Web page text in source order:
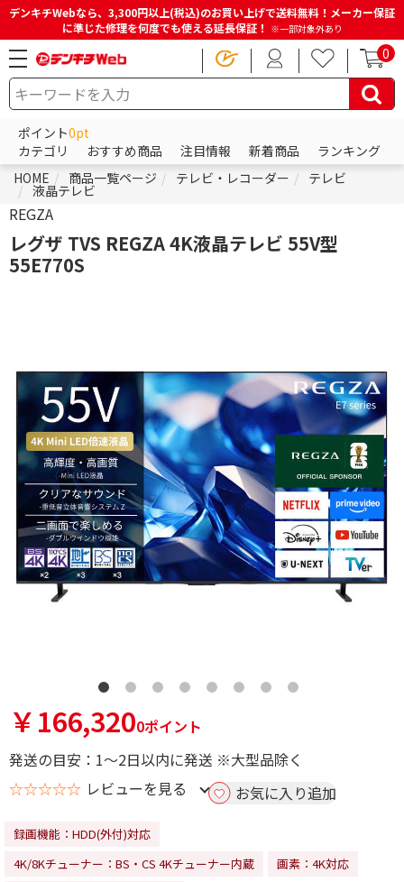
デンキチWebなら、3,300円以上(税込)のお買い上げで送料無料！メーカー保証
に準じた修理を何度でも使える延長保証！ ※一部対象外あり
0
ポイント0pt
カテゴリ
おすすめ商品 注目情報 新着商品
ランキング
HOME
商品一覧ページ テレビ・レコーダー テレビ
液晶テレビ
REGZA
レグザ TVS REGZA 4K液晶テレビ 55V型
55E770S
￥166,3200ポイント
発送の目安：1～2日以内に発送 ※大型品除く
☆☆☆☆☆ レビューを見る お気に入り追加
録画機能：HDD(外付)対応
4K/8Kチューナー：BS・CS 4Kチューナー内蔵
画素：4K対応